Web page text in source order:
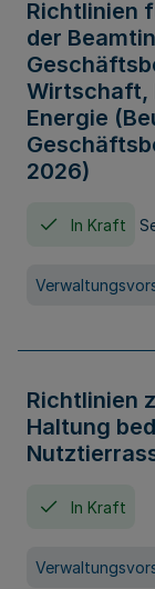
Richtlinien
der
Wirtschaft,
Energie
2026)
In Kraft
Richtlinien
Haltung
In Kraft